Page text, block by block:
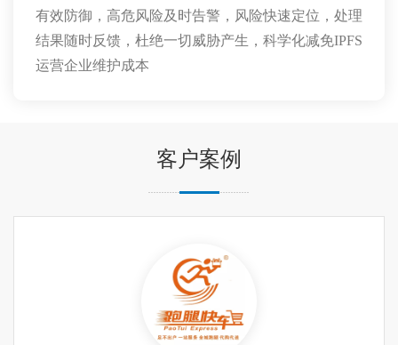
有效防御， 高危风险及时告警， 风险快速定位， 处理
结果随时反馈， 杜绝一切威胁产生， 科学化减免IPFS
运营企业维护成本
客户案例